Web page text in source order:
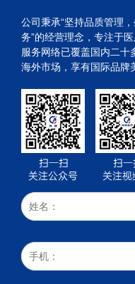
公司秉承“坚持品质管理
务”的经营理念，专注于
服务网络已覆盖国内二十
海外市场，享有国际品牌